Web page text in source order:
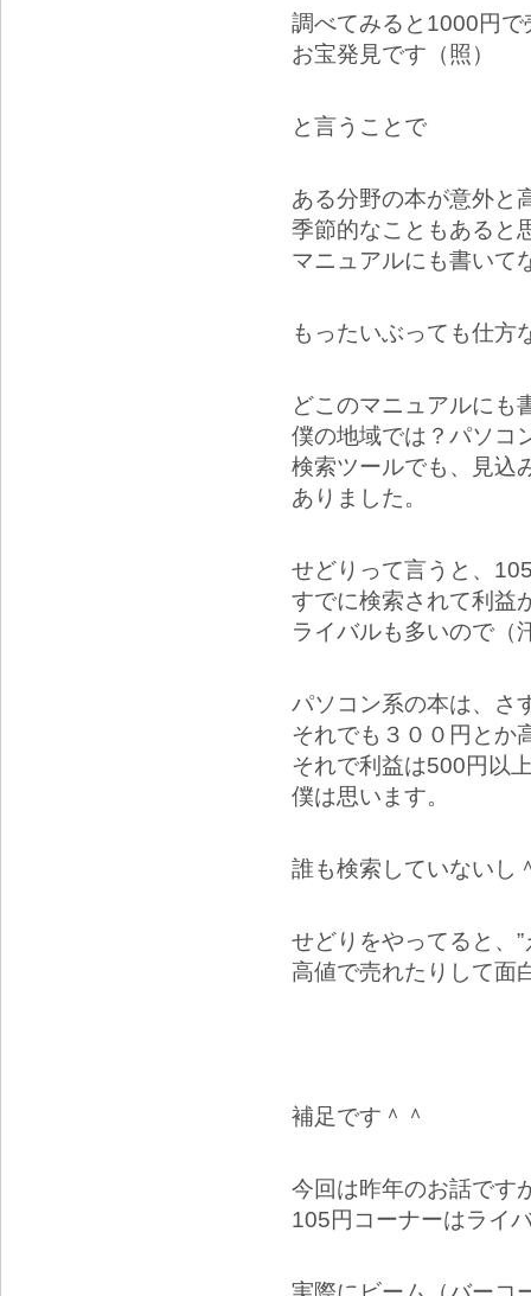
調べてみると1000円
お宝発見です（照）
と言うことで
ある分野の本が意外と
季節的なこともあると
マニュアルにも書いて
もったいぶっても仕方
どこのマニュアルにも
僕の地域では？パソコ
検索ツールでも、見込
ありました。
せどりって言うと、
すでに検索されて利益
ライバルも多いので（
パソコン系の本は、さ
それでも３００円とか
それで利益は500円以
僕は思います。
誰も検索していないし
せどりをやってると、
高値で売れたりして面
補足です＾＾
今回は昨年のお話です
105円コーナーはライ